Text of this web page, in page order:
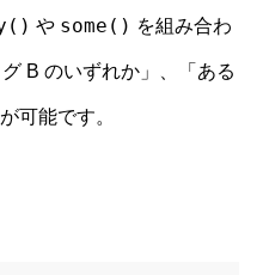
や some() を組み合わ
B のいずれか」、「ある
可能です。